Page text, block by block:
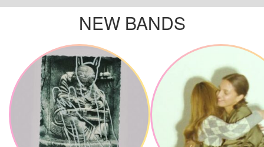
NEW BANDS